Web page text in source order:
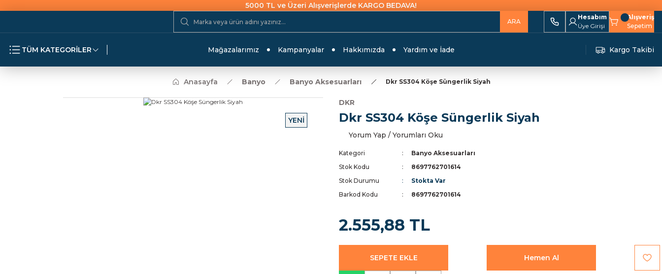
5000 TL ve Üzeri Alışverişlerde KARGO BEDAVA!
ARA
Hesabım
Üye Girişi
Alışveriş
Sepetim
TÜM KATEGORİLER Mağazalarımız Kampanyalar Hakkımızda Yardım ve İade Kargo Takibi
Anasayfa Banyo Banyo Aksesuarları Dkr SS304 Köşe Süngerlik Siyah
YENİ
DKR
Dkr SS304 Köşe Süngerlik Siyah
Yorum Yap / Yorumları Oku
Kategori
Banyo Aksesuarları
Stok Kodu
8697762701614
Stok Durumu
Stokta Var
Barkod Kodu
8697762701614
2.555,88 TL
SEPETE EKLE Hemen Al